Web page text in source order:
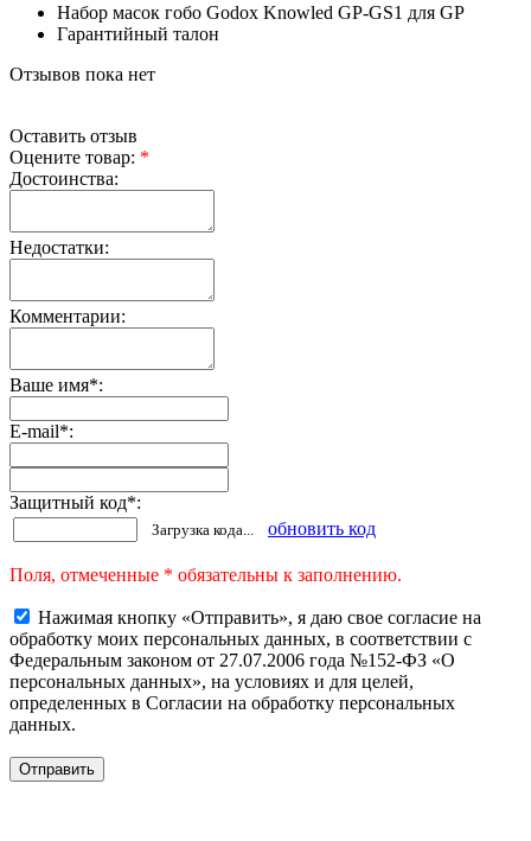
Набор масок гобо Godox Knowled GP-GS1 для GP
Гарантийный талон
Отзывов пока нет
Оставить отзыв
Оцените товар: *
Достоинства:
Недостатки:
Комментарии:
Ваше имя*:
E-mail*:
Защитный код*:
Загрузка кода... обновить код
Поля, отмеченные * обязательны к заполнению.
Нажимая кнопку «Отправить», я даю свое согласие на
обработку моих персональных данных, в соответствии с
Федеральным законом от 27.07.2006 года №152-ФЗ «О
персональных данных», на условиях и для целей,
определенных в Согласии на обработку персональных
данных.